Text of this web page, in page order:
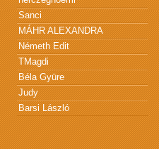
Sanci
MÁHR ALEXANDRA
Németh Edit
TMagdi
Béla Gyüre
Judy
Barsi László